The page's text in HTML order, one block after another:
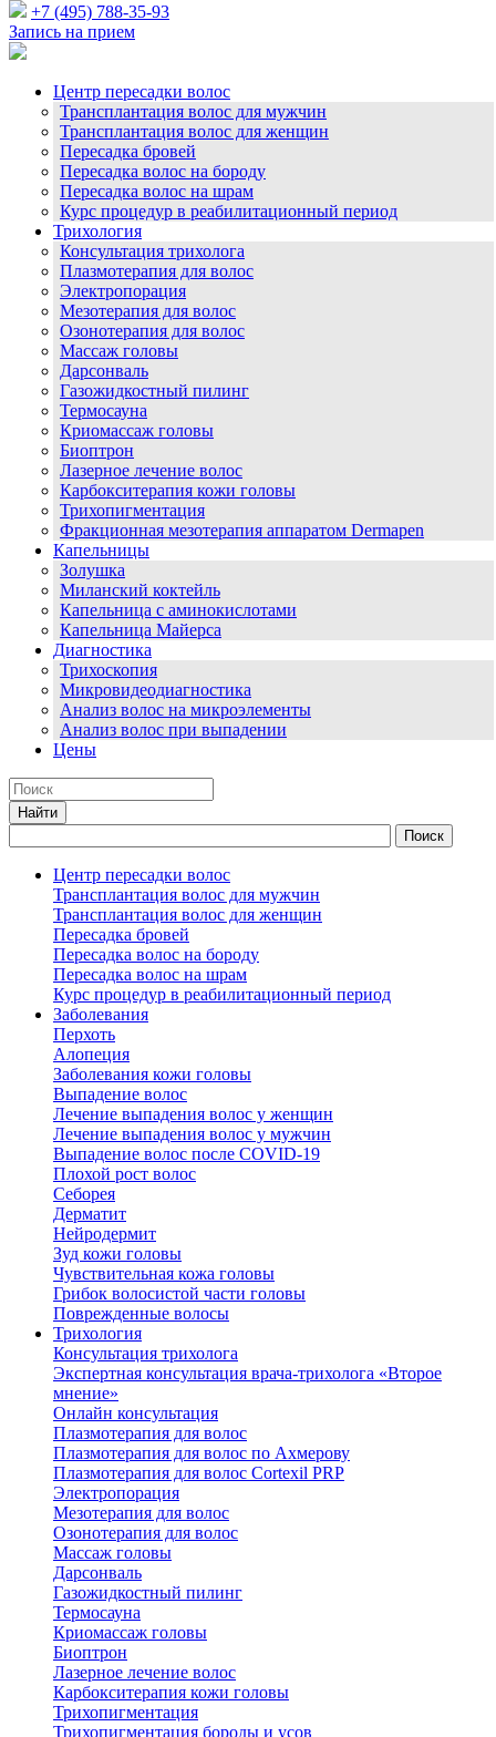
+7 (495) 788-35-93
Запись на прием
Центр пересадки волос
Трансплантация волос для мужчин
Трансплантация волос для женщин
Пересадка бровей
Пересадка волос на бороду
Пересадка волос на шрам
Курс процедур в реабилитационный период
Трихология
Консультация трихолога
Плазмотерапия для волос
Электропорация
Мезотерапия для волос
Озонотерапия для волос
Массаж головы
Дарсонваль
Газожидкостный пилинг
Термосауна
Криомассаж головы
Биоптрон
Лазерное лечение волос
Карбокситерапия кожи головы
Трихопигментация
Фракционная мезотерапия аппаратом Dermapen
Капельницы
Золушка
Миланский коктейль
Капельница с аминокислотами
Капельница Майерса
Диагностика
Трихоскопия
Микровидеодиагностика
Анализ волос на микроэлементы
Анализ волос при выпадении
Цены
Центр пересадки волос
Трансплантация волос для мужчин
Трансплантация волос для женщин
Пересадка бровей
Пересадка волос на бороду
Пересадка волос на шрам
Курс процедур в реабилитационный период
Заболевания
Перхоть
Алопеция
Заболевания кожи головы
Выпадение волос
Лечение выпадения волос у женщин
Лечение выпадения волос у мужчин
Выпадение волос после COVID-19
Плохой рост волос
Cеборея
Дерматит
Нейродермит
Зуд кожи головы
Чувствительная кожа головы
Грибок волосистой части головы
Поврежденные волосы
Трихология
Консультация трихолога
Экспертная консультация врача-трихолога «Второе
мнение»
Онлайн консультация
Плазмотерапия для волос
Плазмотерапия для волос по Ахмерову
Плазмотерапия для волос Cortexil PRP
Электропорация
Мезотерапия для волос
Озонотерапия для волос
Массаж головы
Дарсонваль
Газожидкостный пилинг
Термосауна
Криомассаж головы
Биоптрон
Лазерное лечение волос
Карбокситерапия кожи головы
Трихопигментация
Трихопигментация бороды и усов